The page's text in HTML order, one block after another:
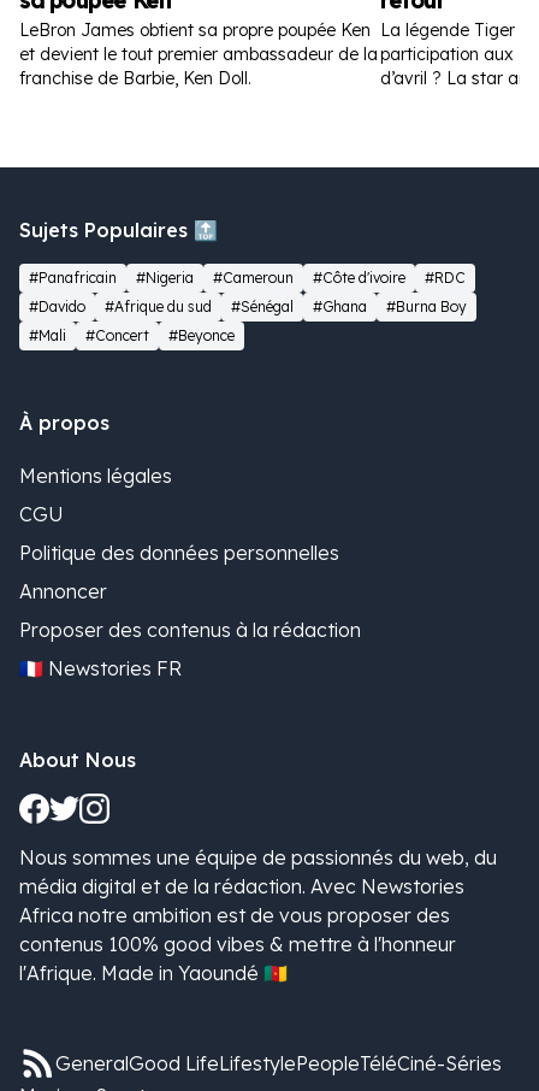
LeBron James obtient sa propre poupée Ken
et devient le tout premier ambassadeur de la
franchise de Barbie, Ken Doll.
La légende Tiger
participation aux
d’avril ? La star
Sujets Populaires 🔝
#Panafricain #Nigeria #Cameroun #Côte d'ivoire
#RDC
#Davido
#Afrique du sud #Sénégal #Ghana
#Burna Boy
#Mali
#Concert #Beyonce
À propos
Mentions légales
CGU
Politique des données personnelles
Annoncer
Proposer des contenus à la rédaction
🇫🇷 Newstories FR
About Nous
Nous sommes une équipe de passionnés du web, du
média digital et de la rédaction. Avec Newstories
Africa notre ambition est de vous proposer des
contenus 100% good vibes & mettre à l'honneur
l'Afrique. Made in Yaoundé 🇨🇲
GeneralGood LifeLifestylePeopleTéléCiné-Séries